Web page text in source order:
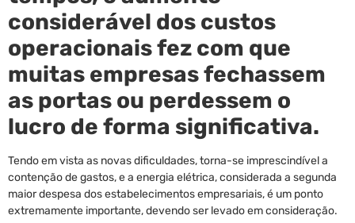
considerável dos custos
operacionais fez com que
muitas empresas fechassem
as portas ou perdessem o
lucro de forma significativa.
Tendo em vista as novas dificuldades, torna-se imprescindível a
contenção de gastos, e a energia elétrica, considerada a segunda
maior despesa dos estabelecimentos empresariais, é um ponto
extremamente importante, devendo ser levado em consideração.